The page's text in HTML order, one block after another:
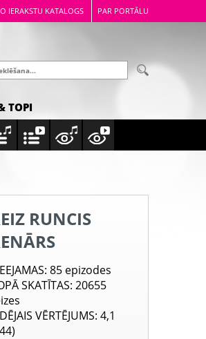
IERAKSTU KATALOGS PAR PORTĀLU
TOPI
RUNCIS
: 85 epizodes
SKATĪTAS: 20655
VĒRTĒJUMS: 4,1